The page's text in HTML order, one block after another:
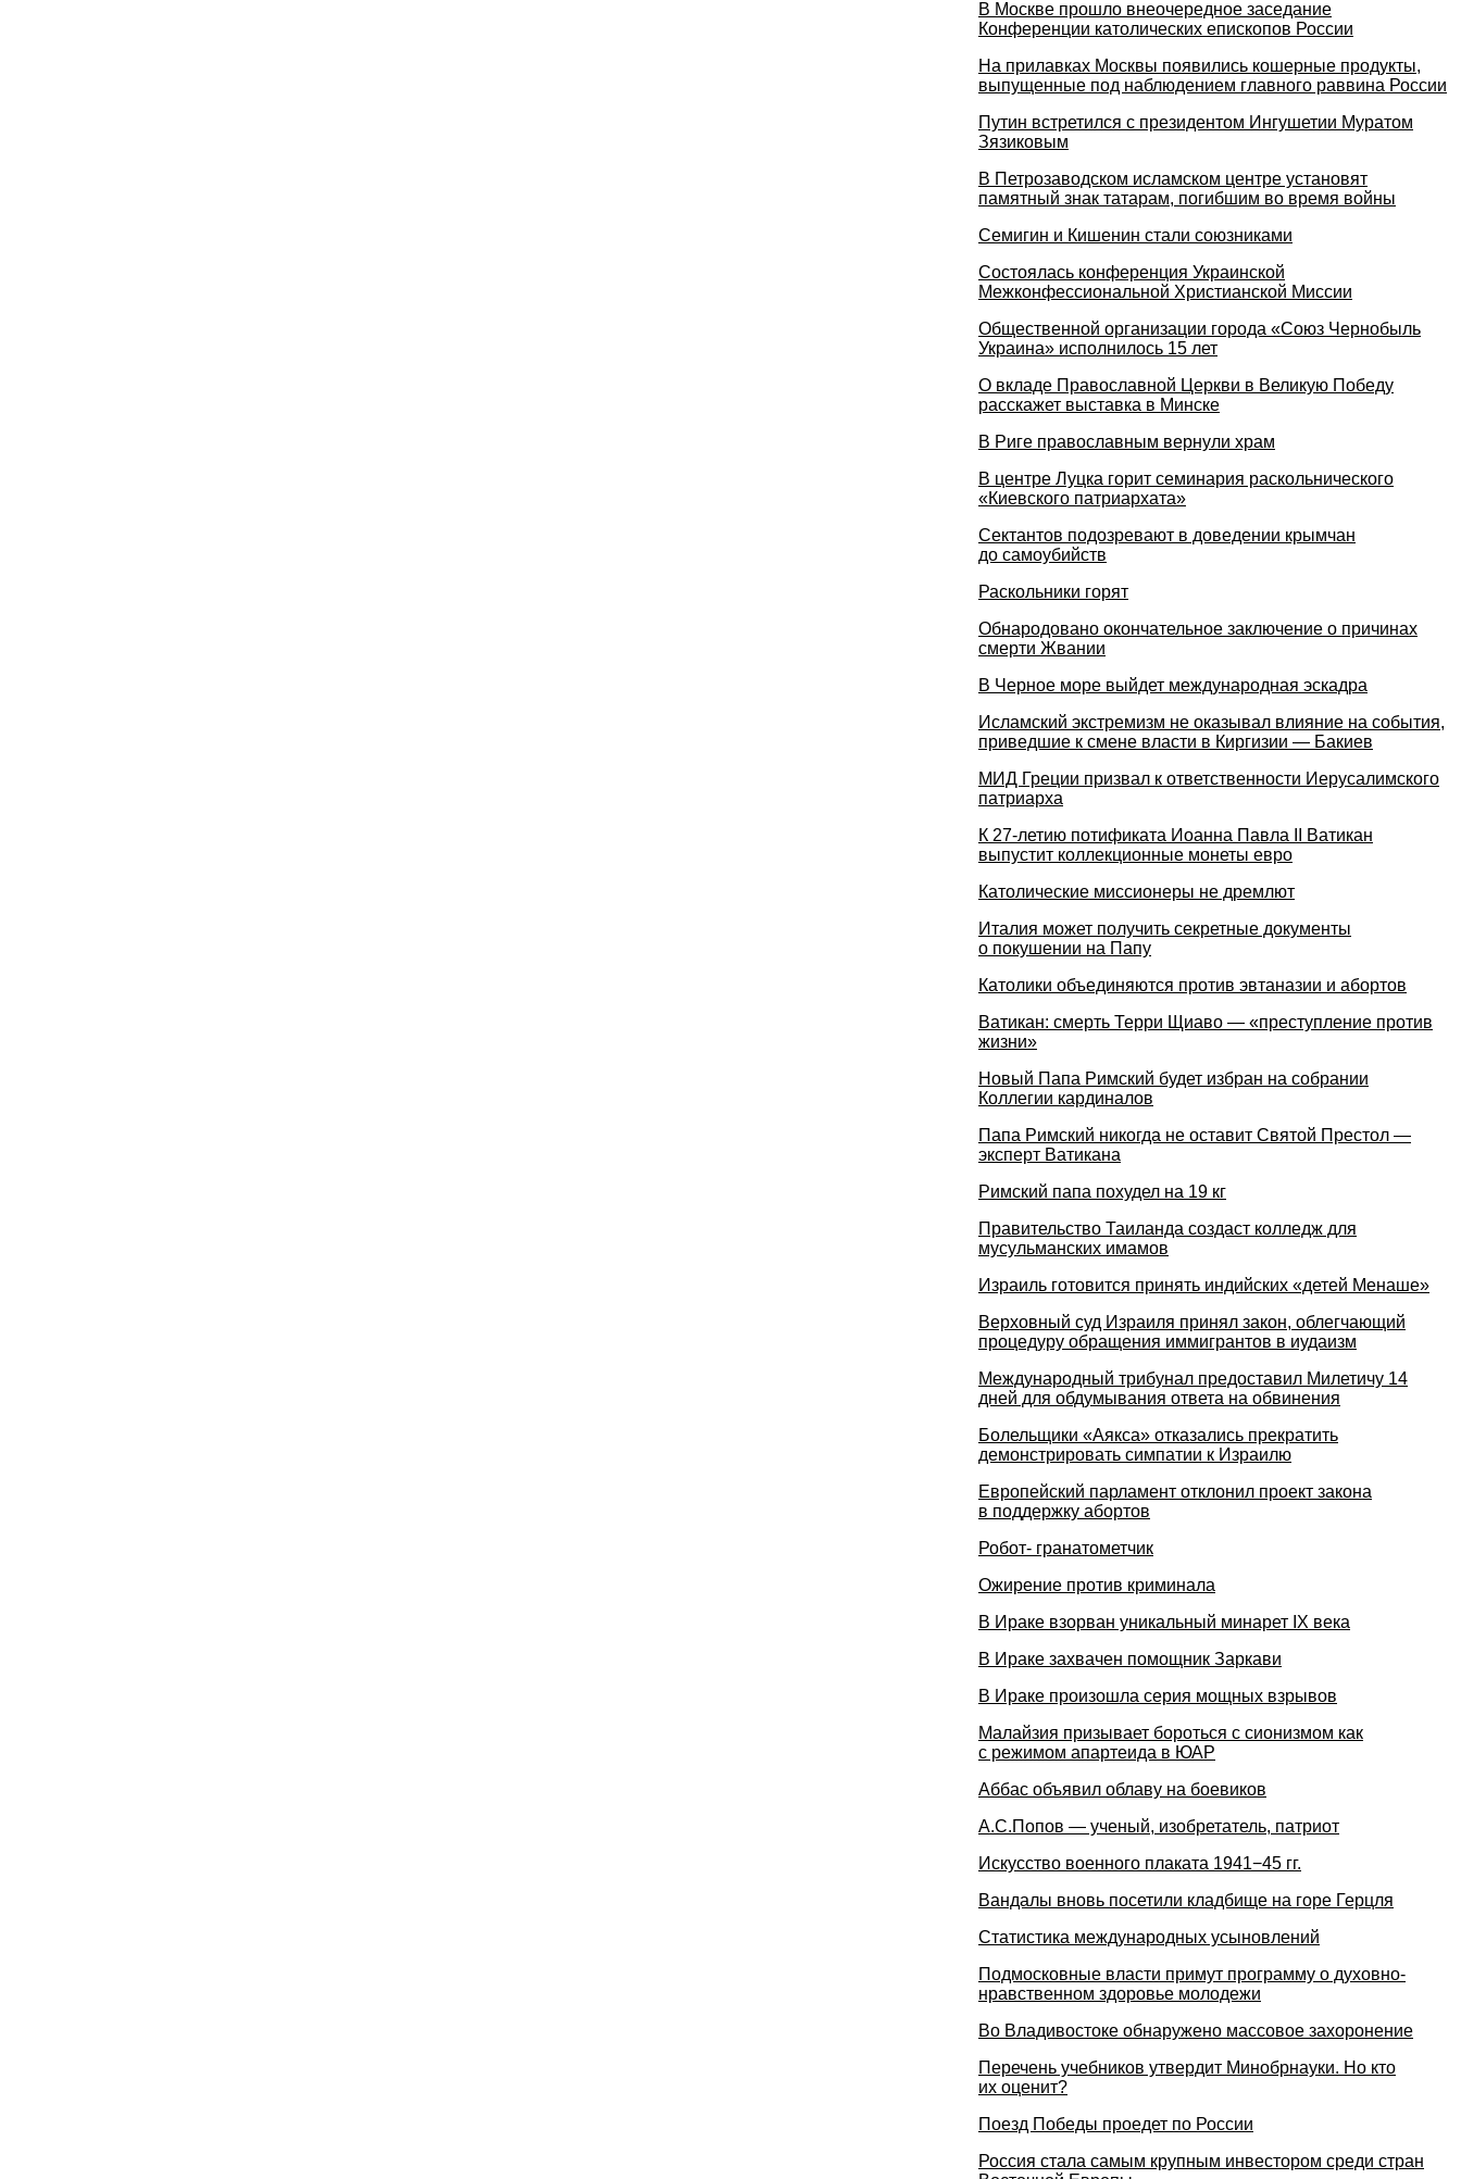
В Москве прошло внеочередное заседание
Конференции католических епископов России
На прилавках Москвы появились кошерные продукты,
выпущенные под наблюдением главного раввина России
Путин встретился с президентом Ингушетии Муратом
Зязиковым
В Петрозаводском исламском центре установят
памятный знак татарам, погибшим во время войны
Семигин и Кишенин стали союзниками
Состоялась конференция Украинской
Межконфессиональной Христианской Миссии
Общественной организации города «Союз Чернобыль
Украина» исполнилось 15 лет
О вкладе Православной Церкви в Великую Победу
расскажет выставка в Минске
В Риге православным вернули храм
В центре Луцка горит семинария раскольнического
«Киевского патриархата»
Сектантов подозревают в доведении крымчан
до самоубийств
Раскольники горят
Обнародовано окончательное заключение о причинах
смерти Жвании
В Черное море выйдет международная эскадра
Исламский экстремизм не оказывал влияние на события,
приведшие к смене власти в Киргизии — Бакиев
МИД Греции призвал к ответственности Иерусалимского
патриарха
К 27-летию потификата Иоанна Павла II Ватикан
выпустит коллекционные монеты евро
Католические миссионеры не дремлют
Италия может получить секретные документы
о покушении на Папу
Католики объединяются против эвтаназии и абортов
Ватикан: смерть Терри Щиаво — «преступление против
жизни»
Новый Папа Римский будет избран на собрании
Коллегии кардиналов
Папа Римский никогда не оставит Святой Престол —
эксперт Ватикана
Римский папа похудел на 19 кг
Правительство Таиланда создаст колледж для
мусульманских имамов
Израиль готовится принять индийских «детей Менаше»
Верховный суд Израиля принял закон, облегчающий
процедуру обращения иммигрантов в иудаизм
Международный трибунал предоставил Милетичу 14
дней для обдумывания ответа на обвинения
Болельщики «Аякса» отказались прекратить
демонстрировать симпатии к Израилю
Европейский парламент отклонил проект закона
в поддержку абортов
Робот- гранатометчик
Ожирение против криминала
В Ираке взорван уникальный минарет IX века
В Ираке захвачен помощник Заркави
В Ираке произошла серия мощных взрывов
Малайзия призывает бороться с сионизмом как
с режимом апартеида в ЮАР
Аббас объявил облаву на боевиков
А.С.Попов — ученый, изобретатель, патриот
Искусство военного плаката 1941−45 гг.
Вандалы вновь посетили кладбище на горе Герцля
Статистика международных усыновлений
Подмосковные власти примут программу о духовно-
нравственном здоровье молодежи
Во Владивостоке обнаружено массовое захоронение
Перечень учебников утвердит Минобрнауки. Но кто
их оценит?
Поезд Победы проедет по России
Россия стала самым крупным инвестором среди стран